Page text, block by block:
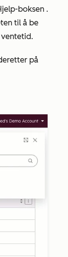
boksen .
til å be
på